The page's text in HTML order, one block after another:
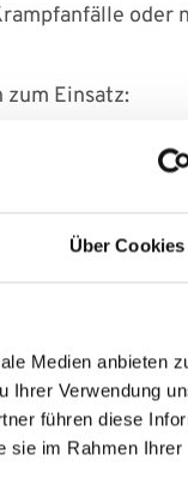
Über Cookies
Medien anbieten
Ihrer Verwendung
führen diese
sie im Rahmen Ihrer
oder
Einsatz:
und kann
und